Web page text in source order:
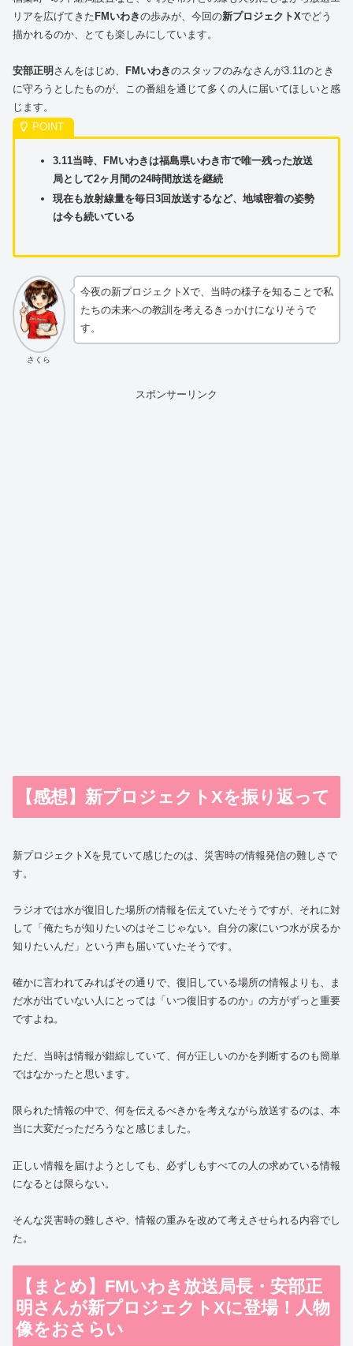
リアを広げてきたFMいわきの歩みが、今回の新プロジェクトXでどう
描かれるのか、とても楽しみにしています。
安部正明 さんをはじめ、 FMいわきのスタッフのみなさんが3.11のとき
に守ろうとしたものが、この番組を通じて多くの人に届いてほしいと感
じます。
3.11当時、FMいわきは福島県いわき市で唯一残った放送
局として2ヶ月間の24時間放送を継続
現在も放射線量を毎日3回放送するなど、地域密着の姿勢
は今も続いている
さくら
今夜の新プロジェクトXで、当時の様子を知ることで私
たちの未来への教訓を考えるきっかけになりそうで
す。
スポンサーリンク
【感想】新プロジェクトXを振り返って
新プロジェクトXを見ていて感じたのは、災害時の情報発信の難しさで
す。
ラジオでは水が復旧した場所の情報を伝えていたそうですが、それに対
して「俺たちが知りたいのはそこじゃない。自分の家にいつ水が戻るか
知りたいんだ」という声も届いていたそうです。
確かに言われてみればその通りで、復旧している場所の情報よりも、ま
だ水が出ていない人にとっては「いつ復旧するのか」の方がずっと重要
ですよね。
ただ、当時は情報が錯綜していて、何が正しいのかを判断するのも簡単
ではなかったと思います。
限られた情報の中で、何を伝えるべきかを考えながら放送するのは、本
当に大変だっただろうなと感じました。
正しい情報を届けようとしても、必ずしもすべての人の求めている情報
になるとは限らない。
そんな災害時の難しさや、情報の重みを改めて考えさせられる内容でし
た。
【まとめ】FMいわき放送局長・安部正
明さんが新プロジェクトXに登場！人物
像をおさらい